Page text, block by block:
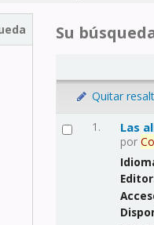
Su
Quitar
1. Las
por